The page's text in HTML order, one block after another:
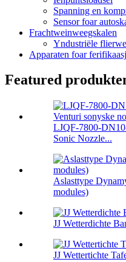
Spanning en
Sensor foar
Frachtweinweegskalen
Yndustriële
Apparaten foar
Featured
LJQF-7800-
Sonic Nozzle...
Aslasttype
modules)
JJ Wetterdichte
JJ Wettertichte